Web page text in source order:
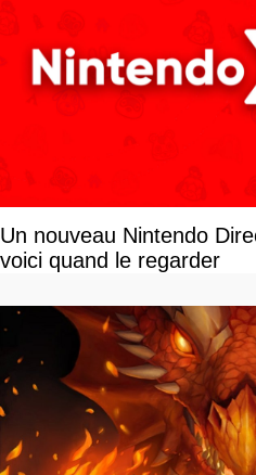
Un nouveau Nintendo
voici quand le regarder